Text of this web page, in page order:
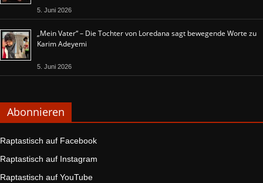
5. Juni 2026
„Mein Vater“ – Die Tochter von Loredana sagt bewegende Worte zu
Karim Adeyemi
5. Juni 2026
Abonnieren
Raptastisch auf Facebook
Raptastisch auf Instagram
Raptastisch auf YouTube